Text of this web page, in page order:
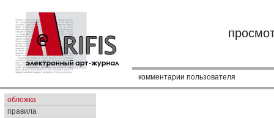
комментарии пользователя
обложка
правила